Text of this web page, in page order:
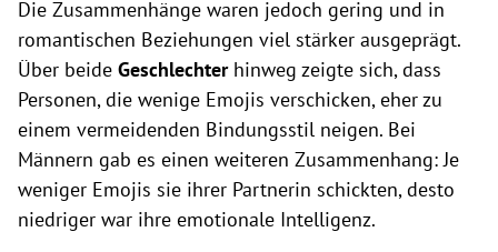
Die Zusammenhänge waren jedoch gering und in
romantischen Beziehungen viel stärker ausgeprägt.
Über beide Geschlechter hinweg zeigte sich, dass
Personen, die wenige Emojis verschicken, eher zu
einem vermeidenden Bindungsstil neigen. Bei
Männern gab es einen weiteren Zusammenhang: Je
weniger Emojis sie ihrer Partnerin schickten, desto
niedriger war ihre emotionale Intelligenz.